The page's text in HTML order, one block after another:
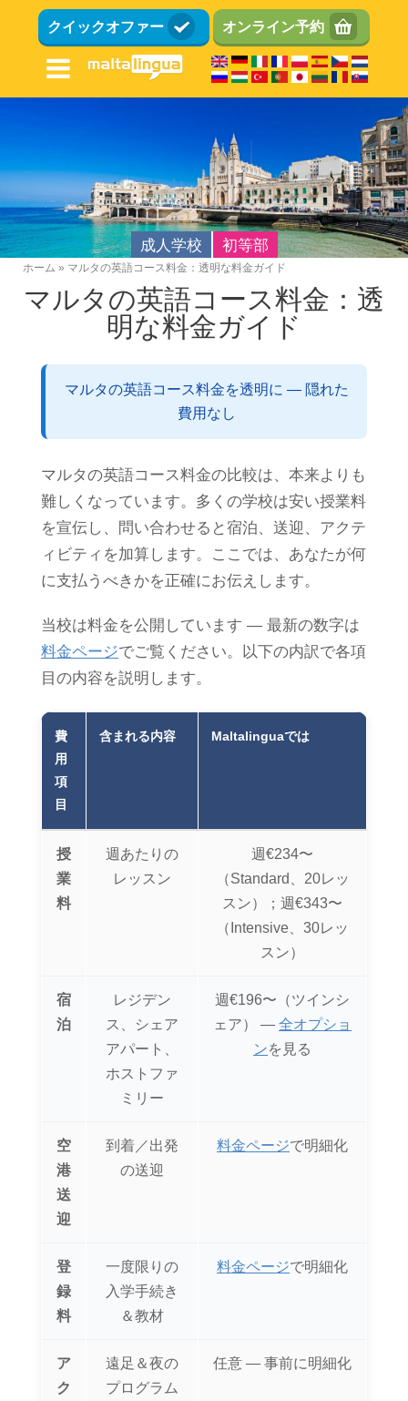
ン
ツ
移
動
クイックオファー オンライン予約
成人学校 初等部
パ
ン
ホーム マルタの英語コース料金：透明な料金ガイド
マルタの英語コース料金：透
明な料金ガイド
マルタの英語コース料金を透明に ― 隠れた
費用なし
マルタの英語コース料金の比較は、本来よりも
難しくなっています。多くの学校は安い授業料
を宣伝し、問い合わせると宿泊、送迎、アクテ
ィビティを加算します。ここでは、あなたが何
に支払うべきかを正確にお伝えします。
当校は料金を公開しています ― 最新の数字は
料金ページでご覧ください。以下の内訳で各項
目の内容を説明します。
費
用
項
目
含まれる内容 Maltalinguaでは
授
業
料
週あたりの
レッスン
週€234〜
（Standard、20レッ
スン）；週€343〜
（Intensive、30レッ
スン）
宿
泊
レジデン
ス、シェア
アパート、
ホストファ
ミリー
週€196〜（ツインシ
ェア） ― 全オプショ
ンを見る
空
港
送
迎
到着／出発
の送迎
料金ページで明細化
登
録
料
一度限りの
入学手続き
＆教材
料金ページで明細化
ア
ク
遠足＆夜の
プログラム
任意 ― 事前に明細化